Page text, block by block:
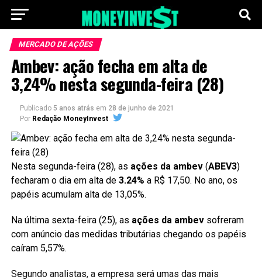
MERCADO DE AÇÕES
Ambev: ação fecha em alta de
3,24% nesta segunda-feira (28)
Publicado 5 anos atrás em 28 de junho de 2021
Por Redação MoneyInvest
Nesta segunda-feira (28), as ações da ambev(ABEV3)
fecharam o dia em alta de 3.24% a R$ 17,50. No ano, os
papéis acumulam alta de 13,05%.
Na última sexta-feira (25), as ações da ambevsofreram
com anúncio das medidas tributárias chegando os papéis
caíram 5,57%.
Segundo analistas, a empresa será umas das mais